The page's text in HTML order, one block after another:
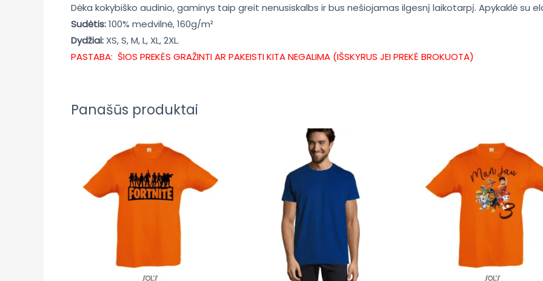
Dėka kokybiško audinio, gaminys taip greit nenusiskalbs ir bus nešiojamas ilgesnį laikotarpį. Apykaklė su
Sudėtis:100% medvilnė, 160g/m²
Dydžiai: XS, S, M, L, XL, 2XL.
PASTABA: ŠIOS PREKĖS GRAŽINTI AR PAKEISTI KITA NEGALIMA (IŠSKYRUS JEI PREKĖ BROKUOTA)
Panašūs produktai